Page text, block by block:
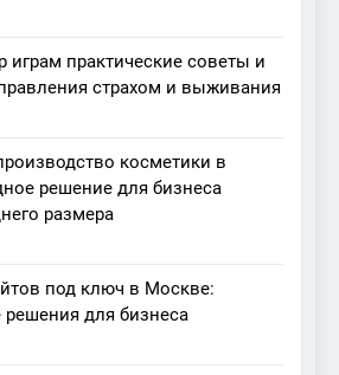
играм практические советы и
страхом и выживания
косметики в
решение для бизнеса
размера
под ключ в Москве:
решения для бизнеса